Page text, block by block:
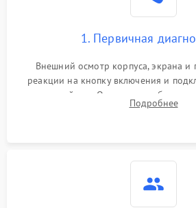
1. Первичная
Внешний осмотр корпуса, экрана и
реакции на кнопку включения и
устройства. Оценка потребления
лабораторного блока питания для
Подробнее